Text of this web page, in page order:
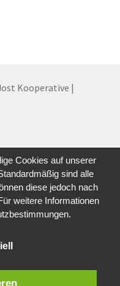
Kooperative |
Cookies auf unserer
sind alle
diese jedoch nach
weitere Informationen